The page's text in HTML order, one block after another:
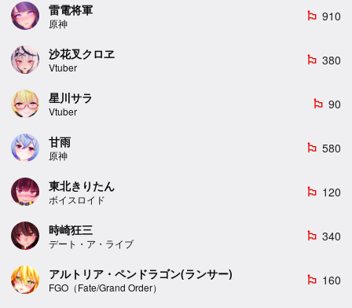
雷電将軍
原神
emoji_flags 910
沙花叉クロヱ
Vtuber
emoji_flags 380
星川サラ
Vtuber
emoji_flags 90
甘雨
原神
emoji_flags 580
東北きりたん
ボイスロイド
emoji_flags 120
時崎狂三
デート・ア・ライブ
emoji_flags 340
アルトリア・ペンドラゴン(ランサー)
FGO（Fate/Grand Order）
emoji_flags 160